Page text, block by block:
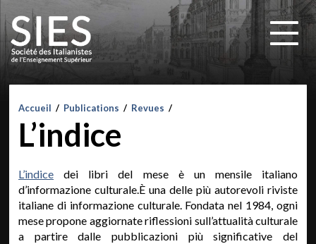
Accueil / Publications / Revues /
L’indice
L’indice dei libri del mese è un mensile italiano
d’informazione culturale.È una delle più autorevoli riviste
italiane di informazione culturale. Fondata nel 1984, ogni
mese propone aggiornate riflessioni sull’attualità culturale
a partire dalle pubblicazioni più significative del